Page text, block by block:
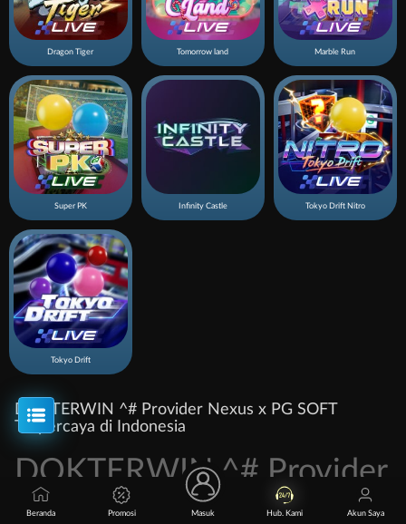
Dragon Tiger Tomorrow land Marble Run
Super PK Infinity Castle Tokyo Drift Nitro
Tokyo Drift
DOKTERWIN ^# Provider Nexus x PG SOFT
Terpercaya di Indonesia
DOKTERWIN ^# Provider
Nexus x PG SOFT
Beranda Promosi Masuk Hub. Kami Akun Saya